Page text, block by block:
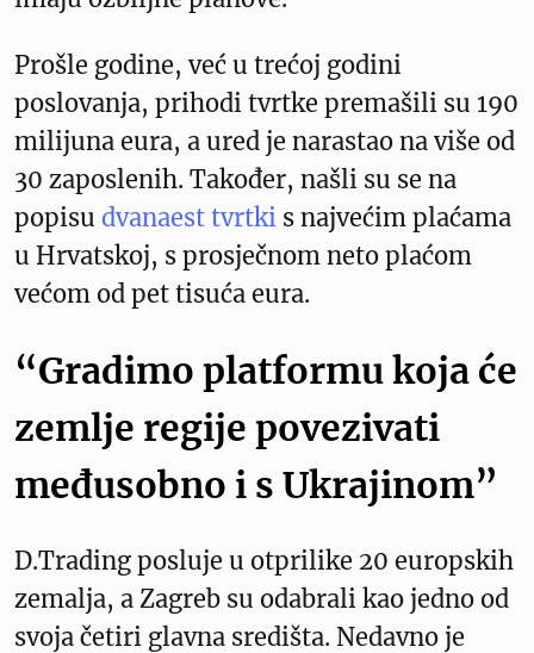
Prošle godine, već u trećoj godini
poslovanja, prihodi tvrtke premašili su 190
milijuna eura, a ured je narastao na više od
30 zaposlenih. Također, našli su se na
popisu dvanaest tvrtki s najvećim plaćama
u Hrvatskoj, s prosječnom neto plaćom
većom od pet tisuća eura.
“Gradimo platformu koja će
zemlje regije povezivati
međusobno i s Ukrajinom”
D.Trading posluje u otprilike 20 europskih
zemalja, a Zagreb su odabrali kao jedno od
svoja četiri glavna središta. Nedavno je